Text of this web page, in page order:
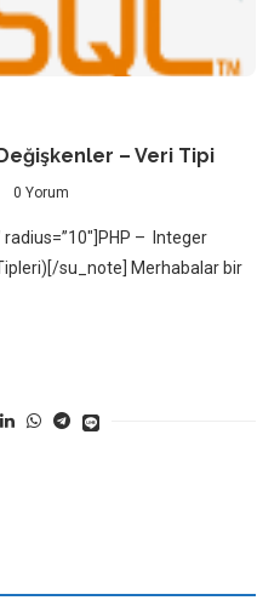
– Veri Tipi
0 Yorum
– Integer
su_note] Merhabalar bir